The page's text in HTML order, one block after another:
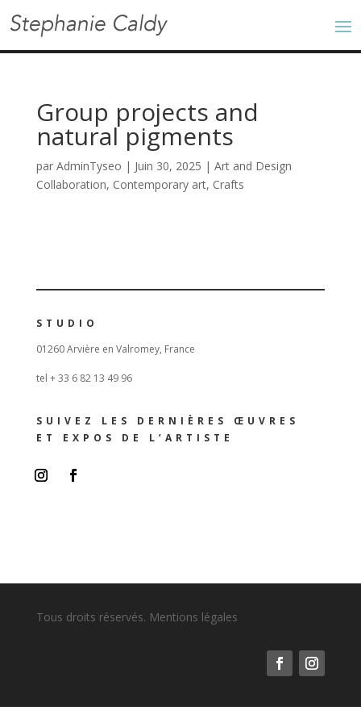
Group projects and
natural pigments
par AdminTyseo | Juin 30, 2025 | Art and Design
Collaboration, Contemporary art, Crafts
STUDIO
01260 Arvière en Valromey, France
tel + 33 6 82 13 49 96
SUIVEZ LES DERNIÈRES ŒUVRES
ET EXPOS DE L’ARTISTE
Tous droits réservés. Mentions légales